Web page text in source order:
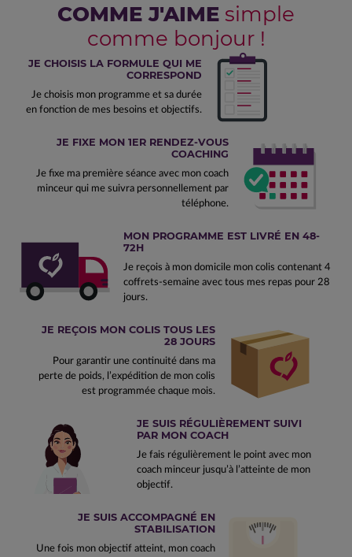
COMME J'AIME simple
comme bonjour !
JE CHOISIS LA FORMULE QUI ME
CORRESPOND
Je choisis mon programme et sa durée
en fonction de mes besoins et objectifs.
JE FIXE MON 1ER RENDEZ-VOUS
COACHING
Je fixe ma première séance avec mon coach
minceur qui me suivra personnellement par
téléphone.
MON PROGRAMME EST LIVRÉ EN 48-
72H
Je reçois à mon domicile mon colis contenant 4
coffrets-semaine avec tous mes repas pour 28
jours.
JE REÇOIS MON COLIS TOUS LES
28 JOURS
Pour garantir une continuité dans ma
perte de poids, l’expédition de mon colis
est programmée chaque mois.
JE SUIS RÉGULIÈREMENT SUIVI
PAR MON COACH
Je fais régulièrement le point avec mon
coach minceur jusqu’à l’atteinte de mon
objectif.
JE SUIS ACCOMPAGNÉ EN
STABILISATION
Une fois mon objectif atteint, mon coach